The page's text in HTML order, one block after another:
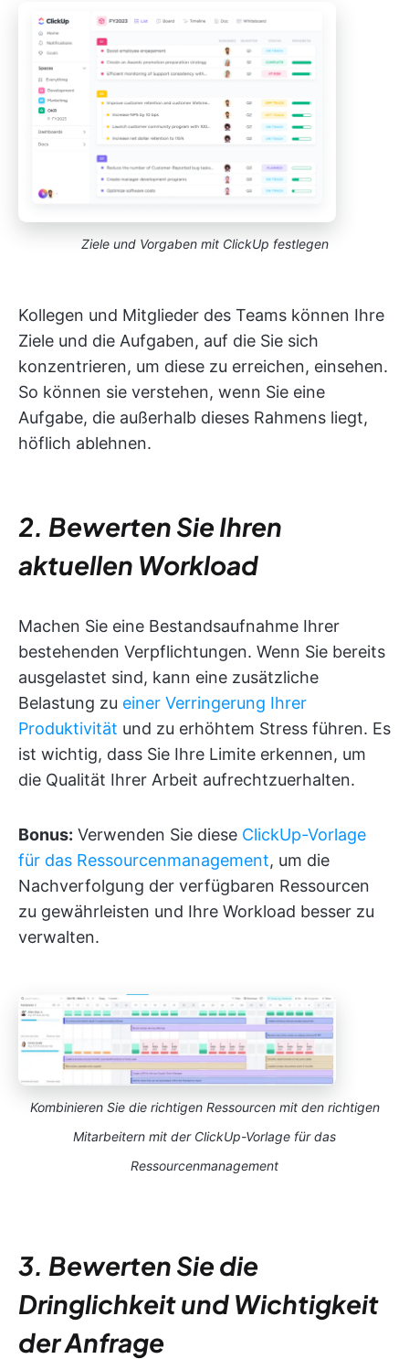
Ziele und Vorgaben mit ClickUp festlegen
Kollegen und Mitglieder des Teams können Ihre
Ziele und die Aufgaben, auf die Sie sich
konzentrieren, um diese zu erreichen, einsehen.
So können sie verstehen, wenn Sie eine
Aufgabe, die außerhalb dieses Rahmens liegt,
höflich ablehnen.
2. Bewerten Sie Ihren
aktuellen Workload
Machen Sie eine Bestandsaufnahme Ihrer
bestehenden Verpflichtungen. Wenn Sie bereits
ausgelastet sind, kann eine zusätzliche
Belastung zu einer Verringerung Ihrer
Produktivität und zu erhöhtem Stress führen. Es
ist wichtig, dass Sie Ihre Limite erkennen, um
die Qualität Ihrer Arbeit aufrechtzuerhalten.
Bonus: Verwenden Sie diese ClickUp-Vorlage
für das Ressourcenmanagement, um die
Nachverfolgung der verfügbaren Ressourcen
zu gewährleisten und Ihre Workload besser zu
verwalten.
Kombinieren Sie die richtigen Ressourcen mit den richtigen
Mitarbeitern mit der ClickUp-Vorlage für das
Ressourcenmanagement
3. Bewerten Sie die
Dringlichkeit und Wichtigkeit
der Anfrage